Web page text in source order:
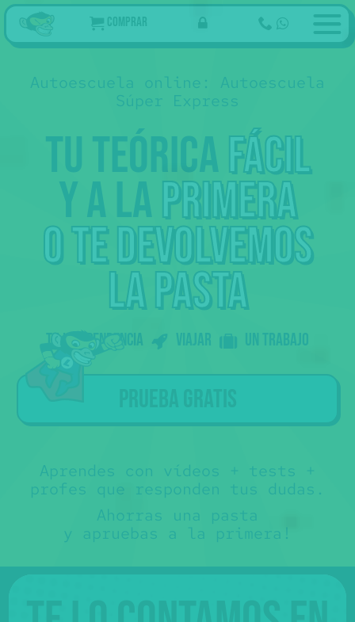
Comprar
Autoescuela online: Autoescuela
Súper Express
Tu teórica fácil
y a laprimera
o te devolvemos
la pasta
Tu independencia Viajar un trabajo
Aprendes con vídeos + tests +
profes que responden tus dudas.
Ahorras una pasta
y apruebas a la primera!